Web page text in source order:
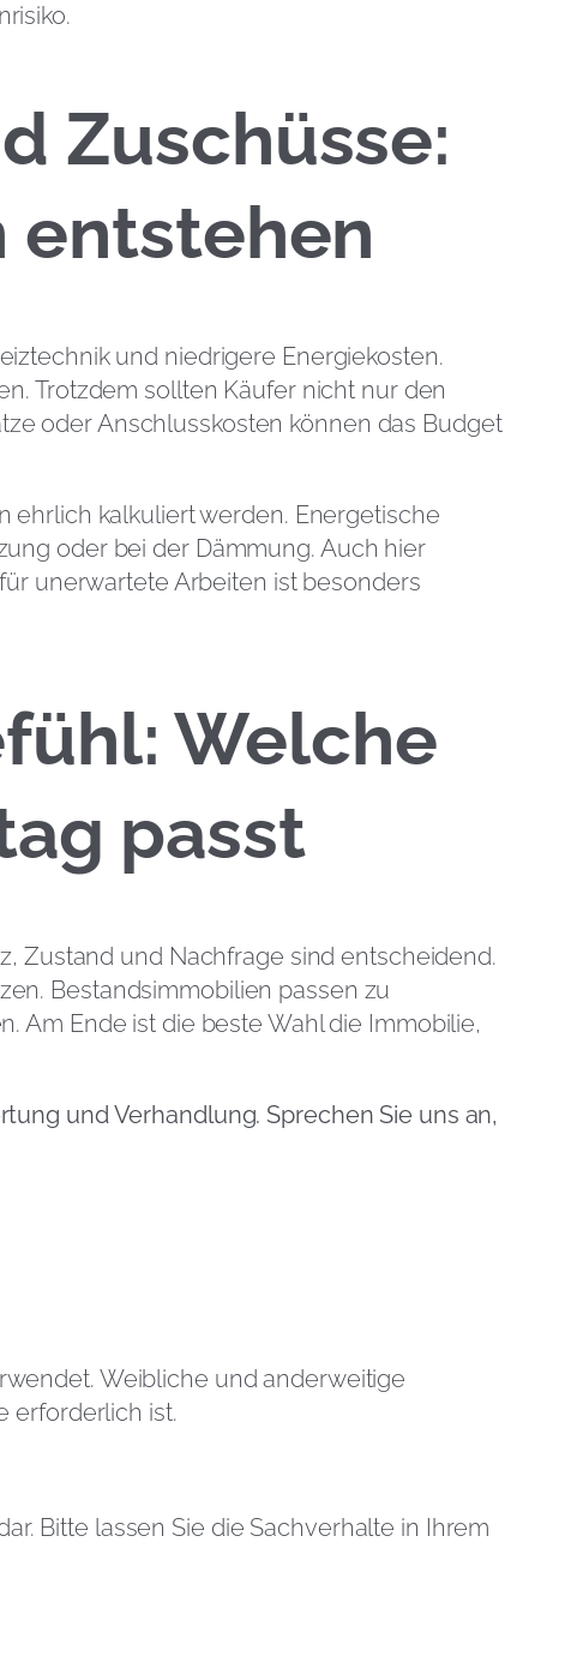
Zuschüsse:
entstehen
und niedrigere Energiekosten.
Trotzdem sollten Käufer nicht nur den
oder Anschlusskosten können das Budget
ehrlich kalkuliert werden. Energetische
oder bei der Dämmung. Auch hier
unerwartete Arbeiten ist besonders
Welche
passt
Zustand und Nachfrage sind entscheidend.
Bestandsimmobilien passen zu
Am Ende ist die beste Wahl die Immobilie,
und Verhandlung. Sprechen Sie uns an,
Weibliche und anderweitige
erforderlich ist.
Bitte lassen Sie die Sachverhalte in Ihrem